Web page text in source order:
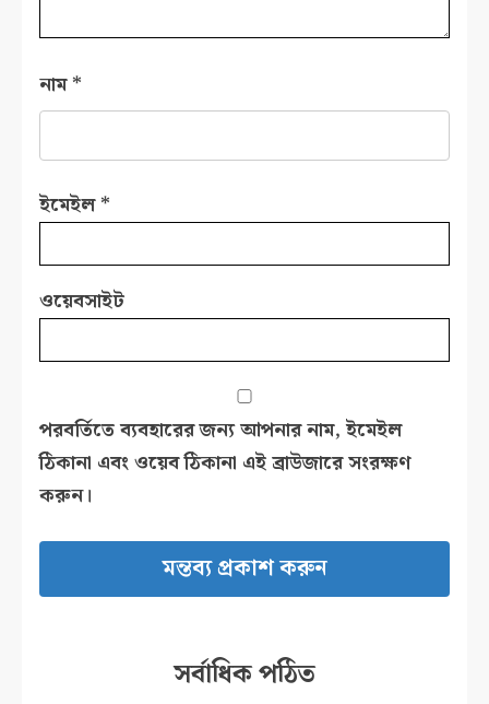
নাম*
ইমেইল*
ওয়েবসাইট
পরবর্তিতে ব্যবহারের জন্য আপনার নাম, ইমেইল
ঠিকানা এবং ওয়েব ঠিকানা এই ব্রাউজারে সংরক্ষণ
করুন।
সর্বাধিক পঠিত